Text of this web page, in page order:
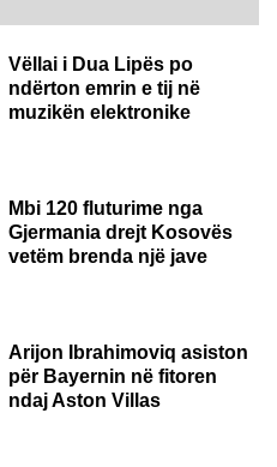
Vëllai i Dua Lipës po
ndërton emrin e tij në
muzikën elektronike
Mbi 120 fluturime nga
Gjermania drejt Kosovës
vetëm brenda një jave
Arijon Ibrahimoviq asiston
për Bayernin në fitoren
ndaj Aston Villas